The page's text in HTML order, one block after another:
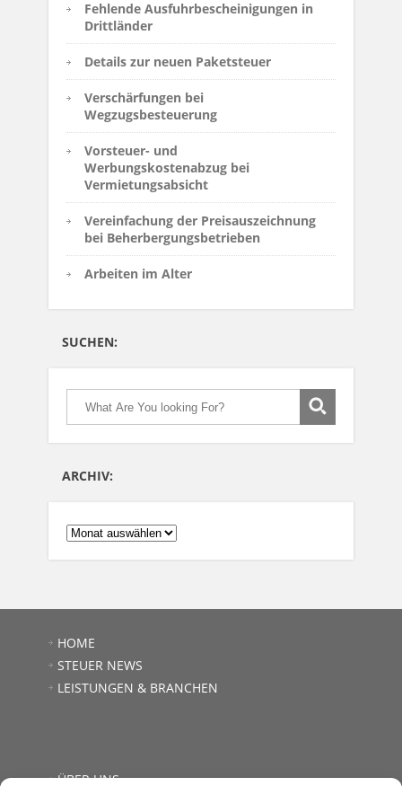
Fehlende Ausfuhrbescheinigungen in
Drittländer
Details zur neuen Paketsteuer
Verschärfungen bei
Wegzugsbesteuerung
Vorsteuer- und
Werbungskostenabzug bei
Vermietungsabsicht
Vereinfachung der Preisauszeichnung
bei Beherbergungsbetrieben
Arbeiten im Alter
SUCHEN:
ARCHIV:
ARCHIV:
HOME
STEUER NEWS
LEISTUNGEN & BRANCHEN
ÜBER UNS